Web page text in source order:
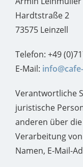
Hardtstraße 2
73575 Leinzell
Telefon: +49
E-Mail:
Verantwortliche
juristische
anderen über
Verarbeitung
Namen, E-Mail-